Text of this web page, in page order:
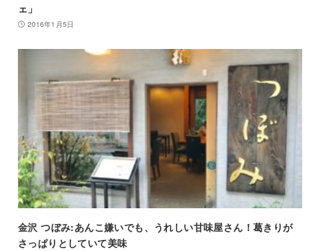
ェ」
2016年1月5日
金沢 つぼみ:あんこ嫌いでも、うれしい甘味屋さん！葛きりが
さっぱりとしていて美味